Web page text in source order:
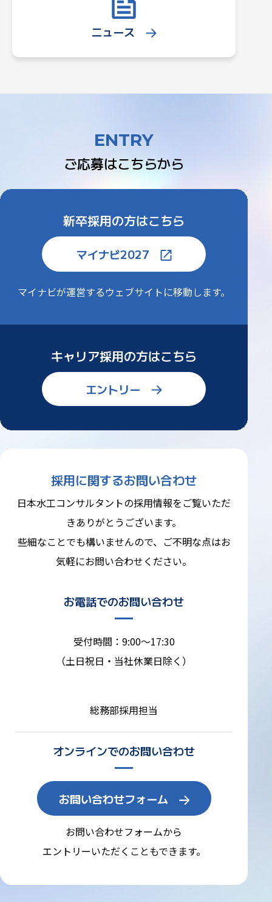
ニュース
ENTRY
ご応募はこちらから
新卒採用の方はこちら
マイナビ2027
マイナビが運営するウェブサイトに移動します。
キャリア採用の方はこちら
エントリー
採用に関するお問い合わせ
日本水工コンサルタントの採用情報をご覧いただ
きありがとうございます。
些細なことでも構いませんので、ご不明な点はお
気軽にお問い合わせください。
お電話でのお問い合わせ
受付時間：9:00～17:30
（土日祝日・当社休業日除く）
総務部採用担当
オンラインでのお問い合わせ
お問い合わせフォーム
お問い合わせフォームから
エントリーいただくこともできます。